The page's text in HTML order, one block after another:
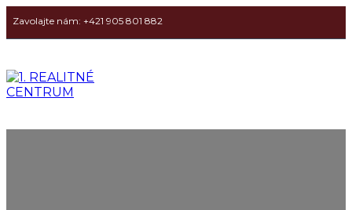
Zavolajte nám: +421 905 801 882